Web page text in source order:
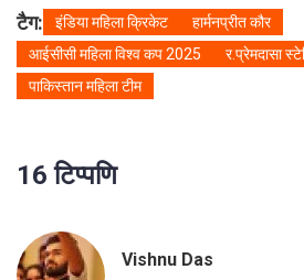
टैग: इंडिया महिला क्रिकेट
हार्मनप्रीत कौर
आईसीसी महिला विश्व कप 2025
र.प्रेमदासा
पाकिस्तान महिला टीम
16 टिप्पणि
Vishnu Das